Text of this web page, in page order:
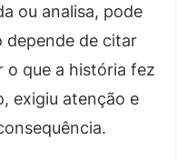
ou analisa, pode
depende de citar
o que a história fez
exigiu atenção e